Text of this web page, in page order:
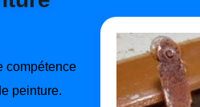
compétence
peinture.